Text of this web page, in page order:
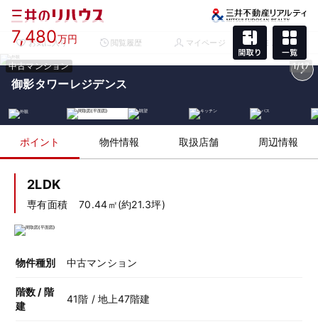
お気に入り 閲覧履歴 マイページ メニュー
中古マンション 1/17
7,480万円
御影タワーレジデンス
ポイント 物件情報 取扱店舗 周辺情報
2LDK
専有面積 70.44㎡(約21.3坪)
物件種別 中古マンション
階数 / 階
建
41階 / 地上47階建